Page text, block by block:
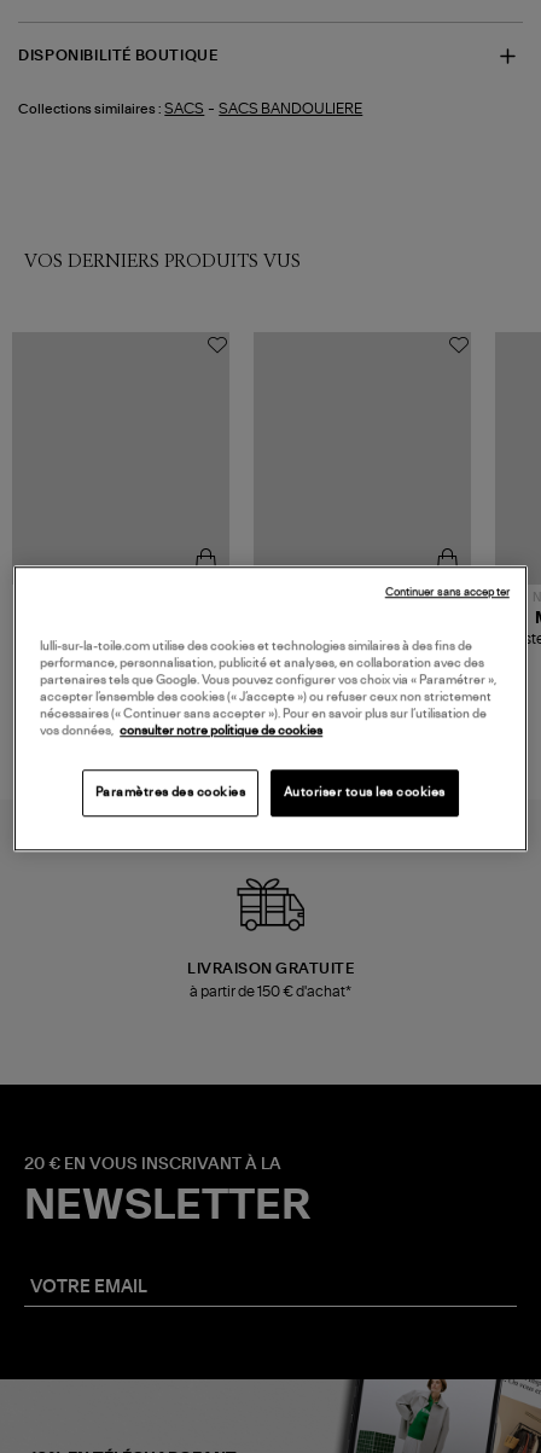
DISPONIBILITÉ BOUTIQUE
Collections similaires : SACS -SACS BANDOULIERE
VOS DERNIERS PRODUITS VUS
480,00 €
Sac Bobi S Cuir Lamé
Champagne
NOUVELLE COLLECTION
189,00 €
Mocassins Killian Sport
Mousse
LIVRAISON GRATUITE
à partir de 150 € d'achat*
20 € EN VOUS INSCRIVANT À LA
NEWSLETTER
lulli-sur-la-toile.com utilise des cookies et technologies similaires à des fins de
performance, personnalisation, publicité et analyses, en collaboration avec des
partenaires tels que Google. Vous pouvez configurer vos choix via « Paramétrer »,
accepter l’ensemble des cookies (« J’accepte ») ou refuser ceux non strictement
nécessaires (« Continuer sans accepter »). Pour en savoir plus sur l’utilisation de
vos données, consulter notre politique de cookies
Paramètres des cookies Autoriser tous les cookies
Continuer sans accepter